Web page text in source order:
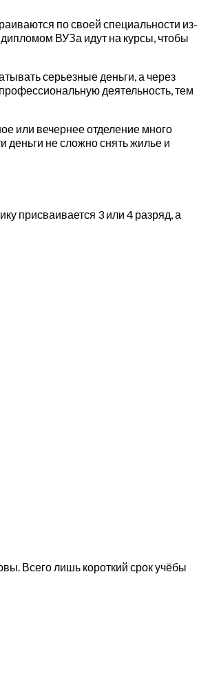
по своей специальности из-
дипломом ВУЗа идут на курсы, чтобы
серьезные деньги, а через
деятельность, тем
или вечернее отделение много
не сложно снять жилье и
присваивается 3 или 4 разряд, а
Всего лишь короткий срок учёбы